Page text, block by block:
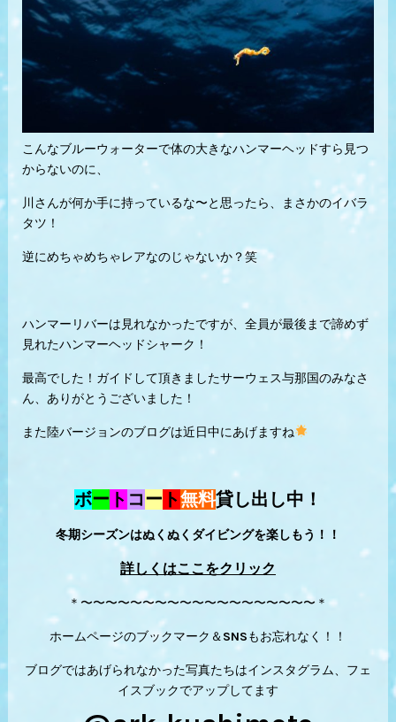
こんなブルーウォーターで体の大きなハンマーヘッドすら見つ
からないのに、
川さんが何か手に持っているな〜と思ったら、まさかのイバラ
タツ！
逆にめちゃめちゃレアなのじゃないか？笑
ハンマーリバーは見れなかったですが、全員が最後まで諦めず
見れたハンマーヘッドシャーク！
最高でした！ガイドして頂きましたサーウェス与那国のみなさ
ん、ありがとうございました！
また陸バージョンのブログは近日中にあげますね
ボー ト コー ト無料貸し出し中！
冬期シーズンはぬくぬくダイビングを楽しもう！！
詳しくはここをクリック
＊〜〜〜〜〜〜〜〜〜〜〜〜〜〜〜〜〜〜〜＊
ホームページのブックマーク＆SNSもお忘れなく！！
ブログではあげられなかった写真たちはインスタグラム、フェ
イスブックでアップしてます